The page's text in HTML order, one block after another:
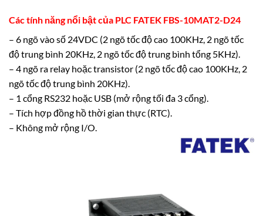
Các tính năng nổi bật của PLC FATEK FBS-10MAT2-D24
– 6 ngõ vào số 24VDC (2 ngõ tốc độ cao 100KHz, 2 ngõ tốc
độ trung bình 20KHz, 2 ngõ tốc độ trung bình tổng 5KHz).
– 4 ngõ ra relay hoặc transistor (2 ngõ tốc độ cao 100KHz, 2
ngõ tốc độ trung bình 20KHz).
– 1 cổng RS232 hoặc USB (mở rộng tối đa 3 cổng).
– Tích hợp đồng hồ thời gian thực (RTC).
– Không mở rộng I/O.